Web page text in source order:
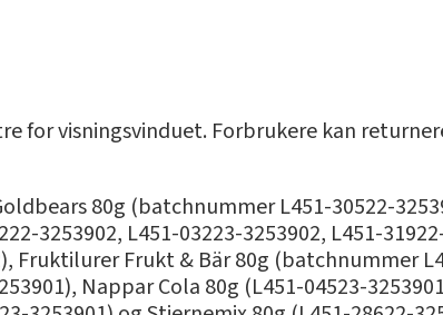
for visningsvinduet. Forbrukere kan
80g (batchnummer L451-30522-
3253902, L451-03223-3253902, L451-
Fruktilurer Frukt & Bär 80g (batchnummer
Nappar Cola 80g (L451-04523-